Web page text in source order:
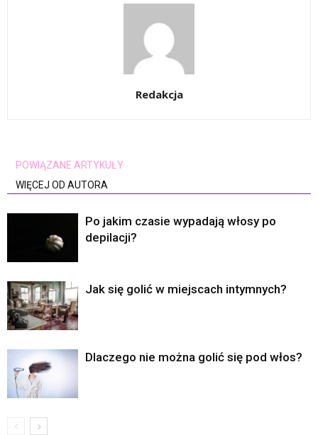
Redakcja
POWIĄZANE ARTYKUŁY
WIĘCEJ OD AUTORA
Po jakim czasie wypadają włosy po
depilacji?
Jak się golić w miejscach intymnych?
Dlaczego nie można golić się pod włos?